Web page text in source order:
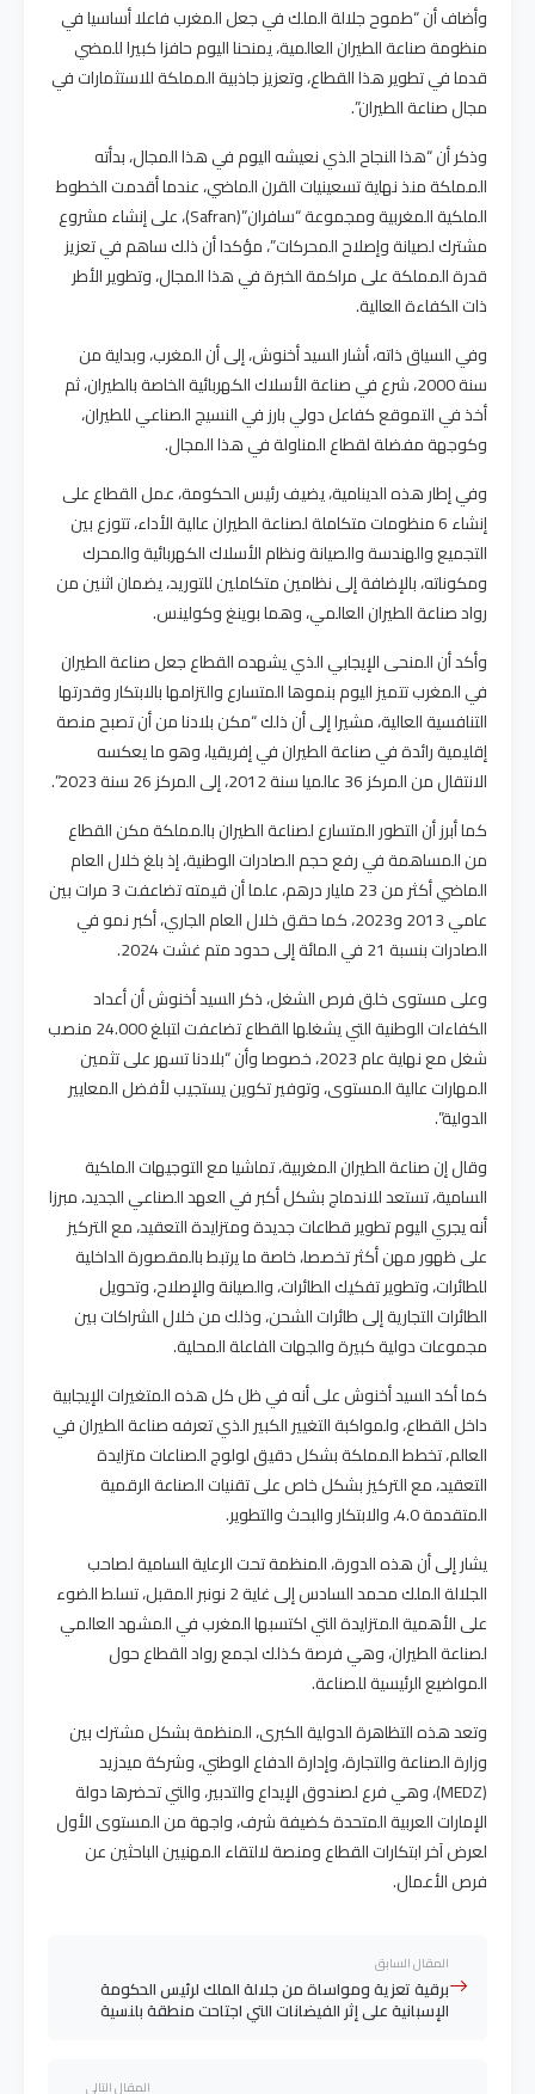
وأضاف أن “طموح جلالة الملك في جعل المغرب فاعلا أساسيا في
منظومة صناعة الطيران العالمية، يمنحنا اليوم حافزا كبيرا للمضي
قدما في تطوير هذا القطاع، وتعزيز جاذبية المملكة للاستثمارات في
مجال صناعة الطيران”.
وذكر أن “هذا النجاح الذي نعيشه اليوم في هذا المجال، بدأته
المملكة منذ نهاية تسعينيات القرن الماضي، عندما أقدمت الخطوط
الملكية المغربية ومجموعة “سافران”(Safran)، على إنشاء مشروع
مشترك لصيانة وإصلاح المحركات”، مؤكدا أن ذلك ساهم في تعزيز
قدرة المملكة على مراكمة الخبرة في هذا المجال، وتطوير الأطر
ذات الكفاءة العالية.
وفي السياق ذاته، أشار السيد أخنوش، إلى أن المغرب، وبداية من
سنة 2000، شرع في صناعة الأسلاك الكهربائية الخاصة بالطيران، ثم
أخذ في التموقع كفاعل دولي بارز في النسيج الصناعي للطيران،
وكوجهة مفضلة لقطاع المناولة في هذا المجال.
وفي إطار هذه الدينامية، يضيف رئيس الحكومة، عمل القطاع على
إنشاء 6 منظومات متكاملة لصناعة الطيران عالية الأداء، تتوزع بين
التجميع والهندسة والصيانة ونظام الأسلاك الكهربائية والمحرك
ومكوناته، بالإضافة إلى نظامين متكاملين للتوريد، يضمان اثنين من
رواد صناعة الطيران العالمي، وهما بوينغ وكولينس.
وأكد أن المنحى الإيجابي الذي يشهده القطاع جعل صناعة الطيران
في المغرب تتميز اليوم بنموها المتسارع والتزامها بالابتكار وقدرتها
التنافسية العالية، مشيرا إلى أن ذلك “مكن بلادنا من أن تصبح منصة
إقليمية رائدة في صناعة الطيران في إفريقيا، وهو ما يعكسه
الانتقال من المركز 36 عالميا سنة 2012، إلى المركز 26 سنة 2023”.
كما أبرز أن التطور المتسارع لصناعة الطيران بالمملكة مكن القطاع
من المساهمة في رفع حجم الصادرات الوطنية، إذ بلغ خلال العام
الماضي أكثر من 23 مليار درهم، علما أن قيمته تضاعفت 3 مرات بين
عامي 2013 و2023، كما حقق خلال العام الجاري، أكبر نمو في
الصادرات بنسبة 21 في المائة إلى حدود متم غشت 2024.
وعلى مستوى خلق فرص الشغل، ذكر السيد أخنوش أن أعداد
الكفاءات الوطنية التي يشغلها القطاع تضاعفت لتبلغ 24.000 منصب
شغل مع نهاية عام 2023، خصوصا وأن “بلادنا تسهر على تثمين
المهارات عالية المستوى، وتوفير تكوين يستجيب لأفضل المعايير
الدولية”.
وقال إن صناعة الطيران المغربية، تماشيا مع التوجيهات الملكية
السامية، تستعد للاندماج بشكل أكبر في العهد الصناعي الجديد، مبرزا
أنه يجري اليوم تطوير قطاعات جديدة ومتزايدة التعقيد، مع التركيز
على ظهور مهن أكثر تخصصا، خاصة ما يرتبط بالمقصورة الداخلية
للطائرات، وتطوير تفكيك الطائرات، والصيانة والإصلاح، وتحويل
الطائرات التجارية إلى طائرات الشحن، وذلك من خلال الشراكات بين
مجموعات دولية كبيرة والجهات الفاعلة المحلية.
كما أكد السيد أخنوش على أنه في ظل كل هذه المتغيرات الإيجابية
داخل القطاع، ولمواكبة التغيير الكبير الذي تعرفه صناعة الطيران في
العالم، تخطط المملكة بشكل دقيق لولوج الصناعات متزايدة
التعقيد، مع التركيز بشكل خاص على تقنيات الصناعة الرقمية
المتقدمة 4.0، والابتكار والبحث والتطوير.
يشار إلى أن هذه الدورة، المنظمة تحت الرعاية السامية لصاحب
الجلالة الملك محمد السادس إلى غاية 2 نونبر المقبل، تسلط الضوء
على الأهمية المتزايدة التي اكتسبها المغرب في المشهد العالمي
لصناعة الطيران، وهي فرصة كذلك لجمع رواد القطاع حول
المواضيع الرئيسية للصناعة.
وتعد هذه التظاهرة الدولية الكبرى، المنظمة بشكل مشترك بين
وزارة الصناعة والتجارة، وإدارة الدفاع الوطني، وشركة ميدزيد
(MEDZ)، وهي فرع لصندوق الإيداع والتدبير، والتي تحضرها دولة
الإمارات العربية المتحدة كضيفة شرف، واجهة من المستوى الأول
لعرض آخر ابتكارات القطاع ومنصة لالتقاء المهنيين الباحثين عن
فرص الأعمال.
المقال السابق
برقية تعزية ومواساة من جلالة الملك لرئيس الحكومة
الإسبانية على إثر الفيضانات التي اجتاحت منطقة بلنسية
المقال التالي